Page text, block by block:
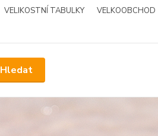
VELIKOSTNÍ TABULKY
VELKOOBCHOD
Hledat